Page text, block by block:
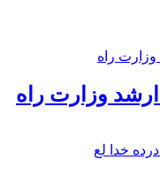
ارشد وزارت راه